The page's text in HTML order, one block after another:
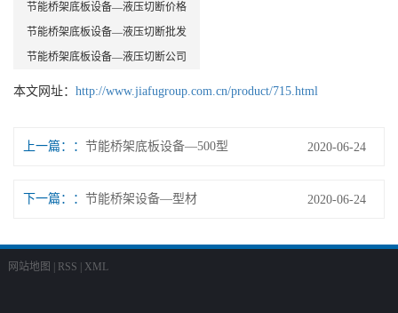
节能桥架底板设备—液压切断价格
节能桥架底板设备—液压切断批发
节能桥架底板设备—液压切断公司
本文网址： http://www.jiafugroup.com.cn/product/715.html
上一篇： 节能桥架底板设备—500型 2020-06-24
下一篇： 节能桥架设备—型材 2020-06-24
网站地图 | RSS | XML